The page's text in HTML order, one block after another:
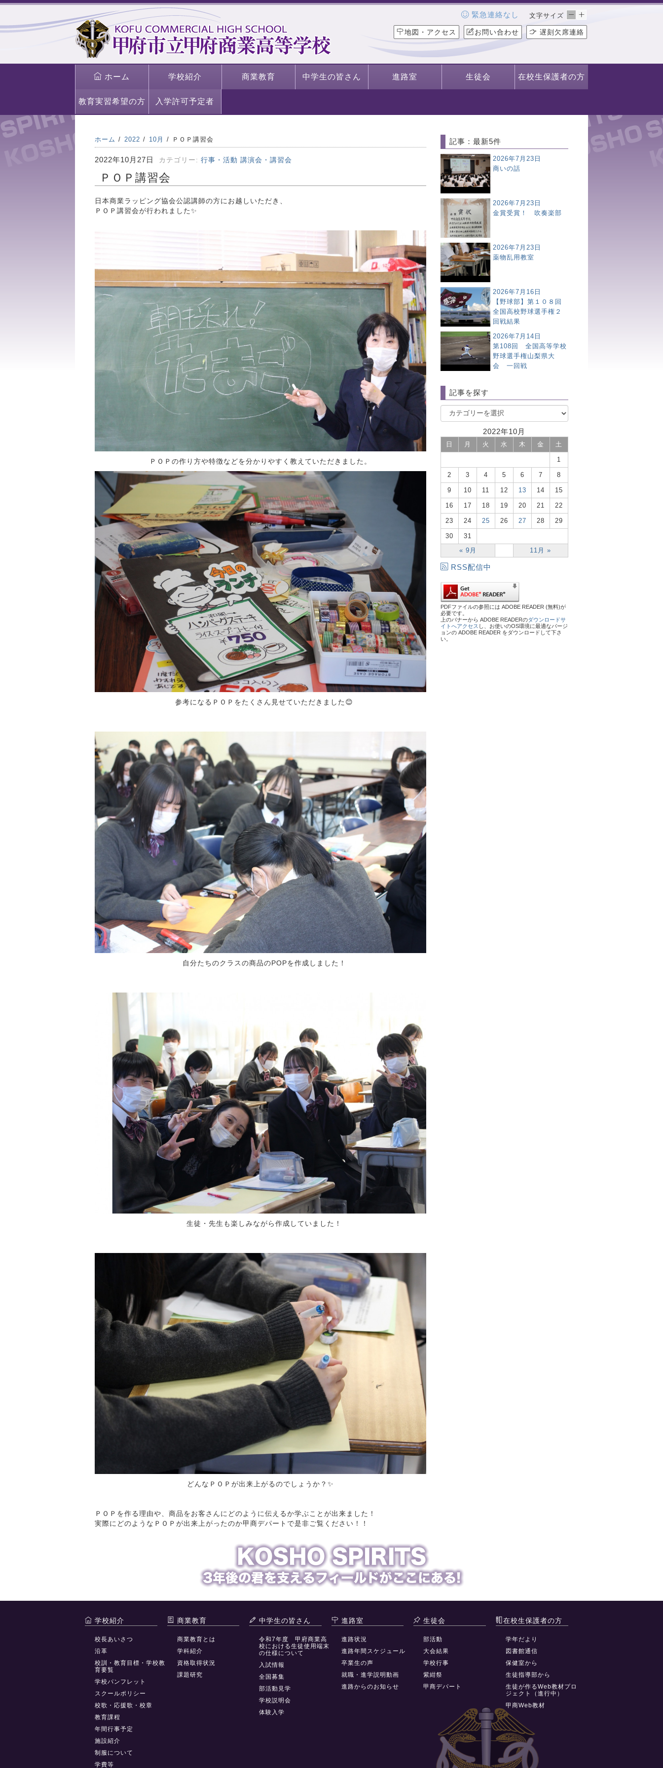
文字サイズ
地図・アクセス お問い合わせ 遅刻欠席連絡
緊急連絡なし
ホーム 学校紹介 商業教育 中学生の皆さん 進路室 生徒会 在校生保護者の方
教育実習希望の方 入学許可予定者
ホーム 2022 10月 ＰＯＰ講習会
2022年10月27日 カテゴリー: 行事・活動 講演会・講習会
ＰＯＰ講習会
日本商業ラッピング協会公認講師の方にお越しいただき、
ＰＯＰ講習会が行われました✨
ＰＯＰの作り方や特徴などを分かりやすく教えていただきました。
参考になるＰＯＰをたくさん見せていただきました😊
自分たちのクラスの商品のPOPを作成しました！
生徒・先生も楽しみながら作成していました！
どんなＰＯＰが出来上がるのでしょうか？✨
ＰＯＰを作る理由や、商品をお客さんにどのように伝えるか学ぶことが出来ました！
実際にどのようなＰＯＰが出来上がったのか甲商デパートで是非ご覧ください！！
記事：最新5件
2026年7月23日
商いの話
2026年7月23日
金賞受賞！ 吹奏楽部
2026年7月23日
薬物乱用教室
2026年7月16日
【野球部】第１０８回
全国高校野球選手権２
回戦結果
2026年7月14日
第108回 全国高等学校
野球選手権山梨県大
会 一回戦
記事を探す
2022年10月
日 月 火 水 木 金 土
« 9月 11月 »
1
2 3 4 5 6 7 8
9 10 11 12 13 14 15
16 17 18 19 20 21 22
23 24 25 26 27 28 29
30 31
RSS配信中
PDFファイルの参照には ADOBE READER (無料)が
必要です。
上のバナーから ADOBE READERのダウンロードサ
イトへアクセス し、お使いのOS環境に最適なバージ
ョンの ADOBE READER をダウンロードして下さ
い。
学校紹介
校長あいさつ
沿革
校訓・教育目標・学校教
育要覧
学校パンフレット
スクールポリシー
校歌・応援歌・校章
教育課程
年間行事予定
施設紹介
制服について
学費等
商業教育
商業教育とは
学科紹介
資格取得状況
課題研究
中学生の皆さん
令和7年度 甲府商業高
校における生徒使用端末
の仕様について
入試情報
全国募集
部活動見学
学校説明会
体験入学
進路室
進路状況
進路年間スケジュール
卒業生の声
就職・進学説明動画
進路からのお知らせ
生徒会
部活動
大会結果
学校行事
紫紺祭
甲商デパート
在校生保護者の方
学年だより
図書館通信
保健室から
生徒指導部から
生徒が作るWeb教材プロ
ジェクト（進行中）
甲商Web教材